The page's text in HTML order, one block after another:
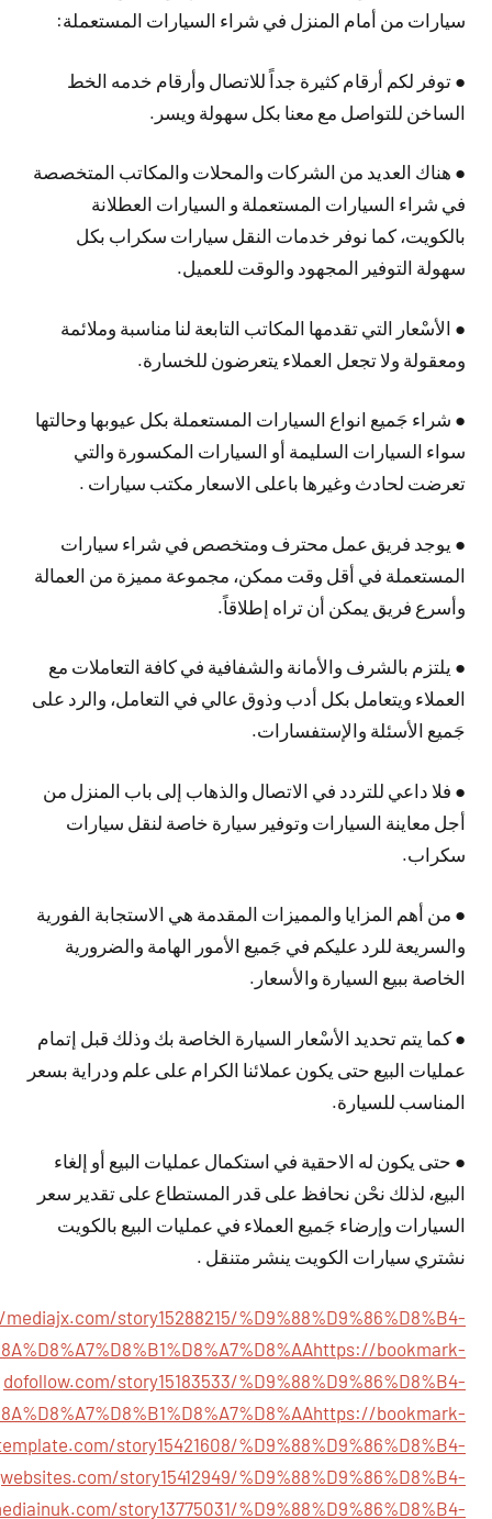
سيارات من أمام المنزل في شراء السيارات المستعملة:
● توفر لكم أرقام كثيرة جداً للاتصال وأرقام خدمه الخط
الساخن للتواصل مع معنا بكل سهولة ويسر.
● هناك العديد من الشركات والمحلات والمكاتب المتخصصة
في شراء السيارات المستعملة و السيارات العطلانة
بالكويت، كما نوفر خدمات النقل سيارات سكراب بكل
سهولة التوفير المجهود والوقت للعميل.
● الأسْعار التي تقدمها المكاتب التابعة لنا مناسبة وملائمة
ومعقولة ولا تجعل العملاء يتعرضون للخسارة.
● شراء جَميع انواع السيارات المستعملة بكل عيوبها وحالتها
سواء السيارات السليمة أو السيارات المكسورة والتي
تعرضت لحادث وغيرها باعلى الاسعار مكتب سيارات .
● يوجد فريق عمل محترف ومتخصص في شراء سيارات
المستعملة في أقل وقت ممكن، مجموعة مميزة من العمالة
وأسرع فريق يمكن أن تراه إطلاقاً.
● يلتزم بالشرف والأمانة والشفافية في كافة التعاملات مع
العملاء ويتعامل بكل أدب وذوق عالي في التعامل، والرد على
جَميع الأسئلة والإستفسارات.
● فلا داعي للتردد في الاتصال والذهاب إلى باب المنزل من
أجل معاينة السيارات وتوفير سيارة خاصة لنقل سيارات
سكراب.
● من أهم المزايا والمميزات المقدمة هي الاستجابة الفورية
والسريعة للرد عليكم في جَميع الأمور الهامة والضرورية
الخاصة ببيع السيارة والأسعار.
● كما يتم تحديد الأسْعار السيارة الخاصة بك وذلك قبل إتمام
عمليات البيع حتى يكون عملائنا الكرام على علم ودراية بسعر
المناسب للسيارة.
● حتى يكون له الاحقية في استكمال عمليات البيع أو إلغاء
البيع، لذلك نحْن نحافظ على قدر المستطاع على تقدير سعر
السيارات وإرضاء جَميع العملاء في عمليات البيع بالكويت
نشتري سيارات الكويت ينشر متنقل .
story15288215/%D9%88%D9%86%D8%B4-
https://bookmark-
dofollow.com/story15183533/%D9%88%D9%86%D8%B4-
https://bookmark-
story15421608/%D9%88%D9%86%D8%B4-
story15412949/%D9%88%D9%86%D8%B4-
story13775031/%D9%88%D9%86%D8%B4-